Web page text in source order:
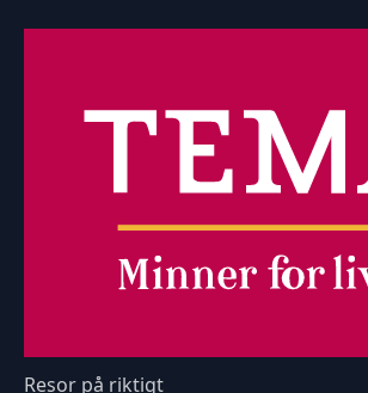
Resor på riktigt